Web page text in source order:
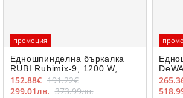
промоция
Едношпинделна бъркалка
RUBI Rubimix-9, 1200 W,
захват M14
152.88€ 191.22€
299.01лв. 373.99лв.